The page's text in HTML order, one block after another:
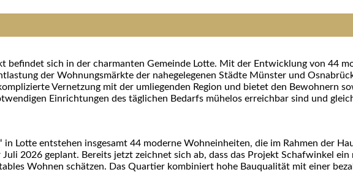
befindet sich in der charmanten Gemeinde Lotte. Mit der Entwicklung von 44
der Wohnungsmärkte der nahegelegenen Städte Münster und
Vernetzung mit der umliegenden Region und bietet den Bewohnern
Einrichtungen des täglichen Bedarfs mühelos erreichbar sind und
Lotte entstehen insgesamt 44 moderne Wohneinheiten, die im Rahmen der
2026 geplant. Bereits jetzt zeichnet sich ab, dass das Projekt Schafwinkel
Wohnen schätzen. Das Quartier kombiniert hohe Bauqualität mit einer